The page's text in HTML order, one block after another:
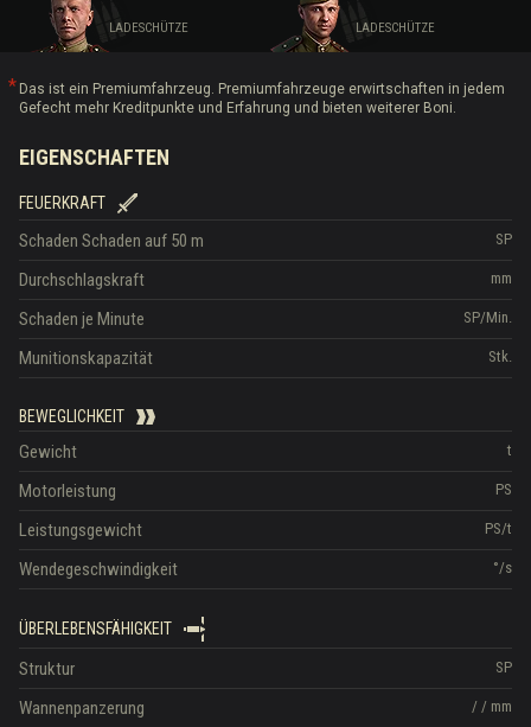
LADESCHÜTZE LADESCHÜTZE
Das ist ein Premiumfahrzeug. Premiumfahrzeuge erwirtschaften in jedem
Gefecht mehr Kreditpunkte und Erfahrung und bieten weiterer Boni.
EIGENSCHAFTEN
FEUERKRAFT
SP
Schaden Schaden auf 50 m
mm
Durchschlagskraft
SP/Min.
Schaden je Minute
Stk.
Munitionskapazität
BEWEGLICHKEIT
t
Gewicht
PS
Motorleistung
PS/t
Leistungsgewicht
°/s
Wendegeschwindigkeit
ÜBERLEBENSFÄHIGKEIT
SP
Struktur
/ / mm
Wannenpanzerung